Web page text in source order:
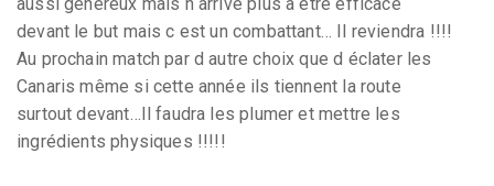
devant le but mais c est un combattant… Il reviendra !!!!
Au prochain match par d autre choix que d éclater les
Canaris même si cette année ils tiennent la route
surtout devant…Il faudra les plumer et mettre les
ingrédients physiques !!!!!